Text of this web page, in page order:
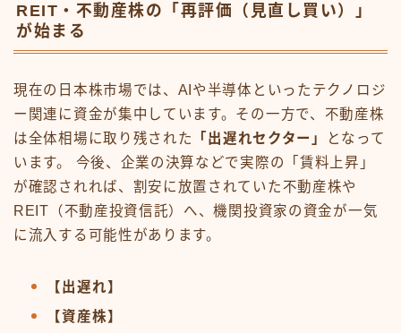
REIT・不動産株の「再評価（見直し買い）」
が始まる
現在の日本株市場では、AIや半導体といったテクノロジ
ー関連に資金が集中しています。その一方で、不動産株
は全体相場に取り残された
「出遅れセクター」
となって
います。 今後、企業の決算などで実際の「賃料上昇」
が確認されれば、割安に放置されていた不動産株や
REIT（不動産投資信託）へ、機関投資家の資金が一気
に流入する可能性があります。
【出遅れ】
【資産株】